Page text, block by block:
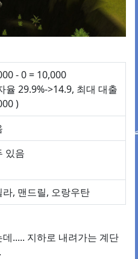
- 0 = 10,000
율 29.9%->14.9, 최대 대출
)
있음
라, 맨드릴, 오랑우탄
..... 지하로 내려가는 계단